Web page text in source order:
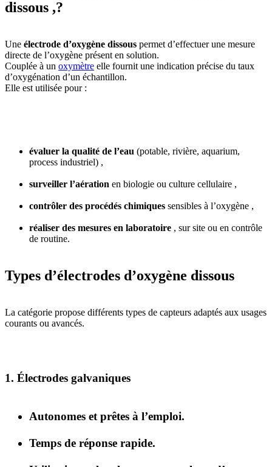
dissous ,?
Une électrode d’oxygène dissous permet d’effectuer une mesure
directe de l’oxygène présent en solution.
Couplée à un oxymètre elle fournit une indication précise du taux
d’oxygénation d’un échantillon.
Elle est utilisée pour :
évaluer la qualité de l’eau (potable, rivière, aquarium,
process industriel) ,
surveiller l’aération en biologie ou culture cellulaire ,
contrôler des procédés chimiques sensibles à l’oxygène ,
réaliser des mesures en laboratoire , sur site ou en contrôle
de routine.
Types d’électrodes d’oxygène dissous
La catégorie propose différents types de capteurs adaptés aux usages
courants ou avancés.
1. Électrodes galvaniques
Autonomes et prêtes à l’emploi.
Temps de réponse rapide.